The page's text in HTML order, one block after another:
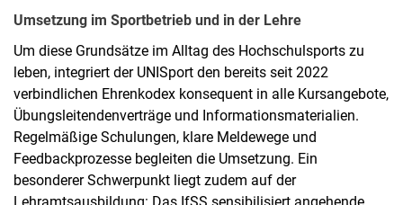
Umsetzung im Sportbetrieb und in der Lehre
Um diese Grundsätze im Alltag des Hochschulsports zu
leben, integriert der UNISport den bereits seit 2022
verbindlichen Ehrenkodex konsequent in alle Kursangebote,
Übungsleitendenverträge und Informationsmaterialien.
Regelmäßige Schulungen, klare Meldewege und
Feedbackprozesse begleiten die Umsetzung. Ein
besonderer Schwerpunkt liegt zudem auf der